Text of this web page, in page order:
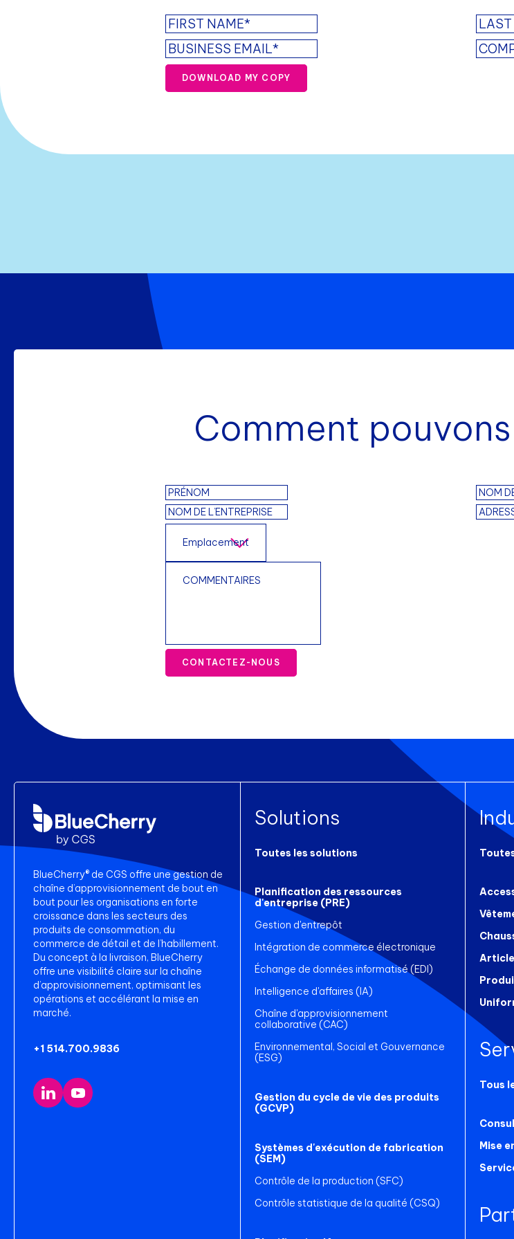
DOWNLOAD MY COPY
Comment
CONTACTEZ-NOUS
BlueCherry® de CGS offre une gestion de
chaîne d’approvisionnement de bout en
bout pour les organisations en forte
croissance dans les secteurs des
produits de consommation, du
commerce de détail et de l’habillement.
Du concept à la livraison, BlueCherry
offre une visibilité claire sur la chaîne
d’approvisionnement, optimisant les
opérations et accélérant la mise en
marché.
+1 514.700.9836
Solutions
Toutes les solutions
Planification des ressources
d'entreprise (PRE)
Gestion d'entrepôt
Intégration de commerce électronique
Échange de données informatisé (EDI)
Intelligence d'affaires (IA)
Chaîne d'approvisionnement
collaborative (CAC)
Environnemental, Social et Gouvernance
(ESG)
Gestion du cycle de vie des produits
(GCVP)
Systèmes d'exécution de fabrication
(SEM)
Contrôle de la production (SFC)
Contrôle statistique de la qualité (CSQ)
Tous
Mise